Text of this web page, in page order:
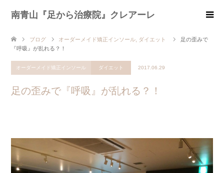
南青山『足から治療院』クレアーレ
ブログ オーダーメイド矯正インソール ダイエット
足の歪みで
『呼吸』が乱れる？！
オーダーメイド矯正インソール ダイエット 2017.06.29
足の歪みで『呼吸』が乱れる？！